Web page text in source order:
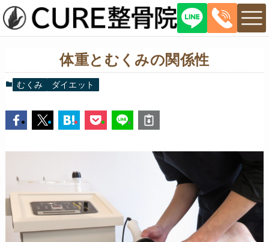
体重とむくみの関係性
むくみ ダイエット